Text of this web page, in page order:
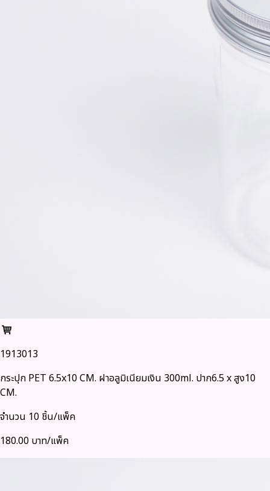
1913013
กระปุก PET 6.5x10 CM. ฝาอลูมิเนียมเงิน 300ml. ปาก6.5 x สูง10
CM.
จำนวน 10 ชิ้น/แพ็ค
180.00 บาท/แพ็ค